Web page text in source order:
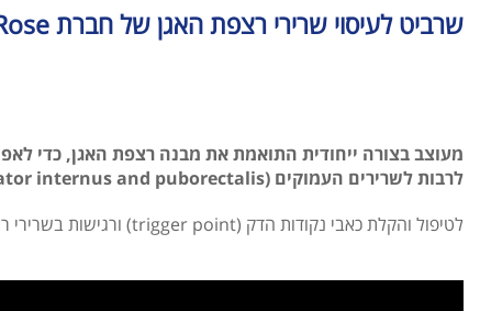
שרביט לעיסוי שרירי רצפת האגן של חברת Intimate Rose
מעוצב בצורה ייחודית התואמת את מבנה רצפת האגן, כדי
לרבות לשרירים העמוקים (obturator internus and puborectalis).
לטיפול והקלת כאבי נקודות הדק (trigger point) ורגישות בשרירי רצפת האגן.